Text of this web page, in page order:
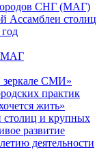
СНГ (МАГ)
Ассамблеи столиц
МАГ
зеркале СМИ»
практик
жить»
и крупных
развитие
деятельности